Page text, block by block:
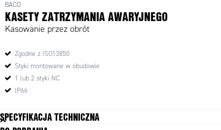
BACO
KASETY ZATRZYMANIA AWARYJNEGO
Kasowanie przez obrót
Zgodne z ISO13850
Styki montowane w obudowie
1 lub 2 styki NC
IP66
SPECYFIKACJA TECHNICZNA